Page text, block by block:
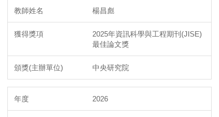
楊昌彪
2025年資訊科學與工程期刊(JISE)
最佳論文獎
中央研究院
2026